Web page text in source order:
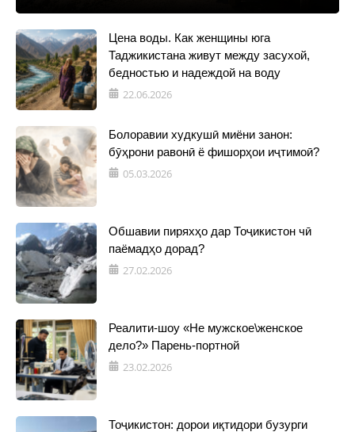
Цена воды. Как женщины юга
Таджикистана живут между засухой,
бедностью и надеждой на воду
22.06.2026
Болоравии худкушӣ миёни занон:
бӯҳрони равонӣ ё фишорҳои иҷтимоӣ?
05.03.2026
Обшавии пиряхҳо дар Тоҷикистон чӣ
паёмадҳо дорад?
27.02.2026
Реалити-шоу «Не мужское\женское
дело?» Парень-портной
23.02.2026
Тоҷикистон: дорои иқтидори бузурги